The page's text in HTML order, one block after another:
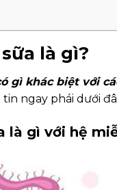
là gì?
gì khác biệt với
ngay phái dưới
là gì với hệ